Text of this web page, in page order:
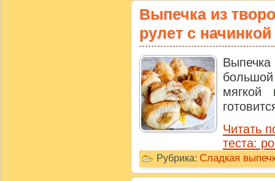
Выпечка из
рулет с начинкой
мягкой
Читать
теста:
Рубрика: Сладкая